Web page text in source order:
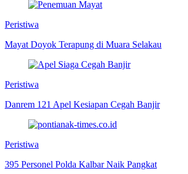
Peristiwa
Mayat Doyok Terapung di Muara Selakau
Peristiwa
Danrem 121 Apel Kesiapan Cegah Banjir
Peristiwa
395 Personel Polda Kalbar Naik Pangkat